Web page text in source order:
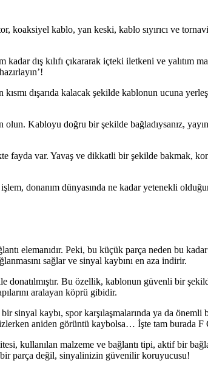
koaksiyel kablo, yan keski, kablo sıyırıcı ve
dış kılıfı çıkararak içteki iletkeni ve yalıtım
dışarıda kalacak şekilde kablonun ucuna
olun. Kabloyu doğru bir şekilde bağladıysanız,
fayda var. Yavaş ve dikkatli bir şekilde bakmak,
donanım dünyasında ne kadar yetenekli
elemanıdır. Peki, bu küçük parça neden bu
sağlar ve sinyal kaybını en aza indirir.
Bu özellik, kablonun güvenli bir
aralayan köprü gibidir.
sinyal kaybı, spor karşılaşmalarında ya da
aniden görüntü kaybolsa… İşte tam burada
kullanılan malzeme ve bağlantı tipi, aktif bir
bir parça değil, sinyalinizin güvenilir koruyucusu!